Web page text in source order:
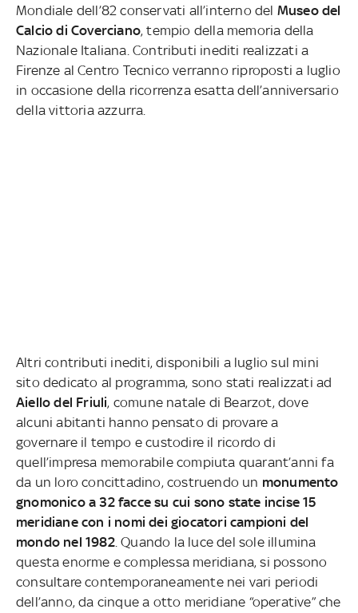
Mondiale dell’82 conservati all’interno del Museo del
Calcio di Coverciano, tempio della memoria della
Nazionale Italiana. Contributi inediti realizzati a
Firenze al Centro Tecnico verranno riproposti a luglio
in occasione della ricorrenza esatta dell’anniversario
della vittoria azzurra.
Altri contributi inediti, disponibili a luglio sul mini
sito dedicato al programma, sono stati realizzati ad
Aiello del Friuli, comune natale di Bearzot, dove
alcuni abitanti hanno pensato di provare a
governare il tempo e custodire il ricordo di
quell’impresa memorabile compiuta quarant’anni fa
da un loro concittadino, costruendo un monumento
gnomonico a 32 facce su cui sono state incise 15
meridiane con i nomi dei giocatori campioni del
mondo nel 1982. Quando la luce del sole illumina
questa enorme e complessa meridiana, si possono
consultare contemporaneamente nei vari periodi
dell’anno, da cinque a otto meridiane “operative” che